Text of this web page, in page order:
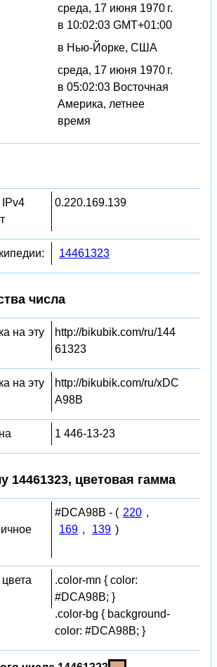
среда, 17 июня 1970 г.
в 10:02:03 GMT+01:00
в Нью-Йорке, США
среда, 17 июня 1970 г.
в 05:02:03 Восточная
Америка, летнее
время
IPv4
0.220.169.139
14461323
числа
на эту
http://bikubik.com/ru/144
61323
на эту
http://bikubik.com/ru/xDC
A98B
1 446-13-23
14461323, цветовая гамма
#DCA98B - ( 220 ,
169 , 139 )
.color-mn { color:
#DCA98B; }
.color-bg { background-
color: #DCA98B; }